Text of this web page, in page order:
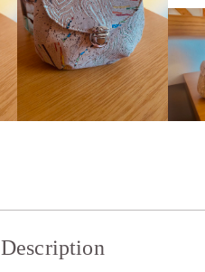
Description